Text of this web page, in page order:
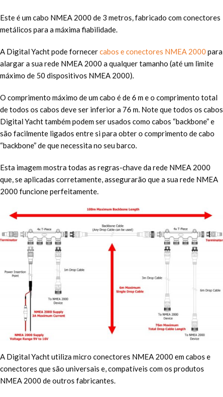
Este é um cabo NMEA 2000 de 3 metros, fabricado com conectores
metálicos para a máxima fiabilidade.
A Digital Yacht pode fornecercabos e conectores NMEA 2000 para
alargar a sua rede NMEA 2000 a qualquer tamanho (até um limite
máximo de 50 dispositivos NMEA 2000).
O comprimento máximo de um cabo é de 6 m e o comprimento total
de todos os cabos deve ser inferior a 76 m. Note que todos os cabos
Digital Yacht também podem ser usados como cabos “backbone” e
são facilmente ligados entre si para obter o comprimento de cabo
“backbone” de que necessita no seu barco.
Esta imagem mostra todas as regras-chave da rede NMEA 2000
que, se aplicadas corretamente, assegurarão que a sua rede NMEA
2000 funcione perfeitamente.
A Digital Yacht utiliza micro conectores NMEA 2000 em cabos e
conectores que são universais e, compatíveis com os produtos
NMEA 2000 de outros fabricantes.